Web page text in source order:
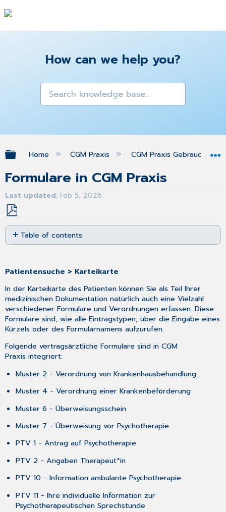
How can we help you?
Expand/collapse global hierarchy
Home CGM Praxis CGM Praxis
Formulare in CGM Praxis
Last updated Feb 5, 2026
Save
as
PDF
Table of contents
Blankoformularbedruckung:
Patientensuche > Karteikarte
In der Karteikarte des Patienten können Sie als Teil Ihrer
medizinischen Dokumentation natürlich auch eine Vielzahl
verschiedener Formulare und Verordnungen erfassen. Diese
Formulare sind, wie alle Eintragstypen, über die Eingabe eines
Kürzels oder des Formularnamens aufzurufen.
Folgende vertragsärztliche Formulare sind in CGM
Praxis integriert:
Muster 2 - Verordnung von Krankenhausbehandlung
Muster 4 - Verordnung einer Krankenbeförderung
Muster 6 - Überweisungsschein
Muster 7 - Überweisung vor Psychotherapie
PTV 1 - Antrag auf Psychotherapie
PTV 2 - Angaben Therapeut*in
PTV 10 - Information ambulante Psychotherapie
PTV 11 - Ihre individuelle Information zur
Psychotherapeutischen Sprechstunde